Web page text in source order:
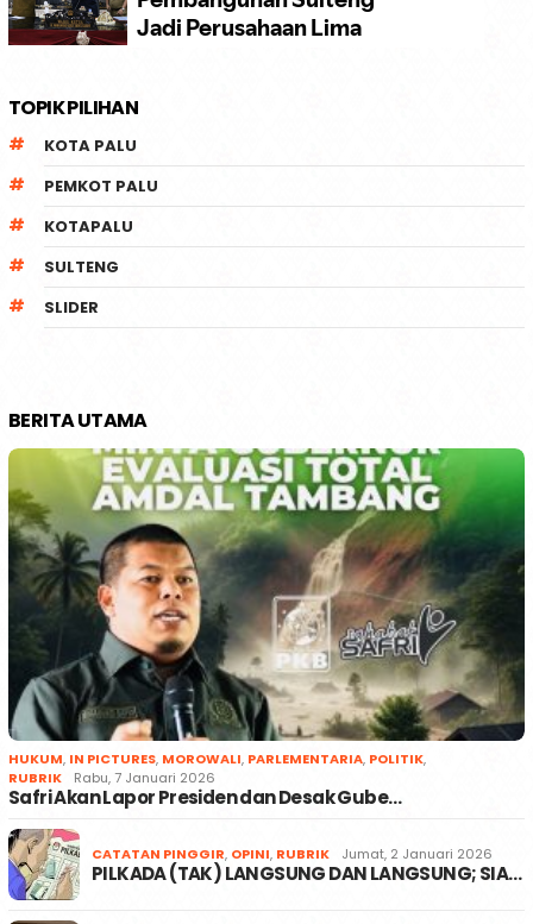
TOPIK PILIHAN
KOTA PALU
PEMKOT PALU
KOTAPALU
SULTENG
SLIDER
BERITA UTAMA
HUKUM, IN PICTURES, MOROWALI, PARLEMENTARIA, POLITIK,
RUBRIK
Rabu, 7 Januari 2026
Safri Akan Lapor Presiden dan Desak Gube…
CATATAN PINGGIR, OPINI, RUBRIK Jumat, 2 Januari 2026
PILKADA (TAK) LANGSUNG DAN LANGSUNG; SIA…